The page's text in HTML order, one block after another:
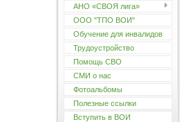
АНО «СВОЯ лига»
ООО "ТПО ВОИ"
Обучение для инвалидов
Трудоустройство
Помощь СВО
СМИ о нас
Фотоальбомы
Полезные ссылки
Вступить в ВОИ